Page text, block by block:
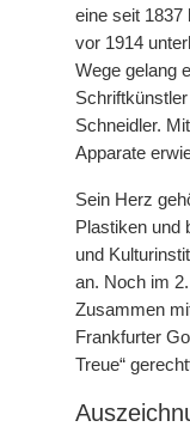
eine seit 1837
vor 1914
Wege gelang
Schneidler.
Apparate
Sein Herz
Plastiken und
und
an. Noch im
Zusammen
Frankfurter
Treue“